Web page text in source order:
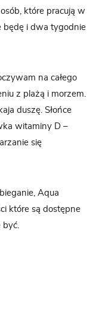
które pracują w
będę i dwa tygodnie
na całego
z plażą i morzem.
duszę. Słońce
witaminy D –
się
Aqua
które są dostępne
być.